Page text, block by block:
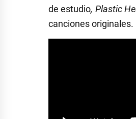
de estudio, Plastic
canciones originales.